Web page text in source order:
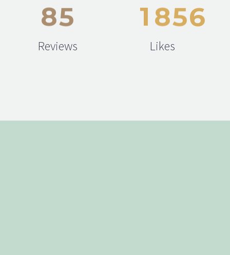
85
Reviews
1 856
Likes